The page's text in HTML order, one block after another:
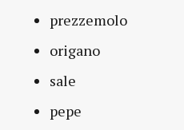
prezzemolo
origano
sale
pepe